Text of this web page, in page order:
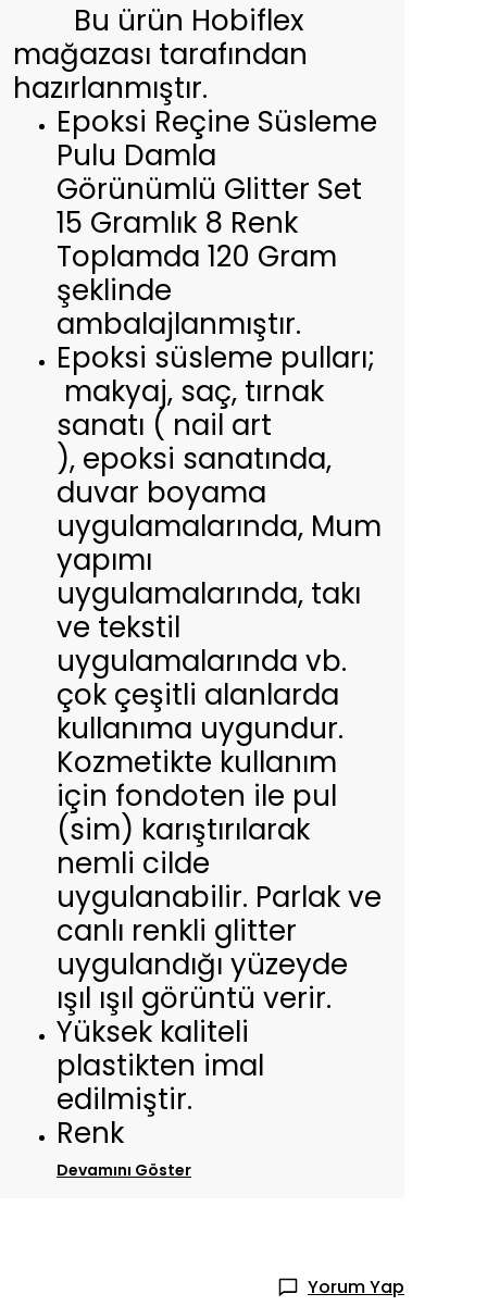
Bu ürün Hobiflex
mağazası tarafından
hazırlanmıştır.
Epoksi Reçine Süsleme
Pulu Damla
Görünümlü Glitter Set
15 Gramlık 8 Renk
Toplamda 120 Gram
şeklinde
ambalajlanmıştır.
Epoksi süsleme pulları;
makyaj, saç, tırnak
sanatı ( nail art
), epoksi sanatında,
duvar boyama
uygulamalarında, Mum
yapımı
uygulamalarında, takı
ve tekstil
uygulamalarında vb.
çok çeşitli alanlarda
kullanıma uygundur.
Kozmetikte kullanım
için fondoten ile pul
(sim) karıştırılarak
nemli cilde
uygulanabilir. Parlak ve
canlı renkli glitter
uygulandığı yüzeyde
ışıl ışıl görüntü verir.
Yüksek kaliteli
plastikten imal
edilmiştir.
Renk
Devamını Göster
Yorum Yap